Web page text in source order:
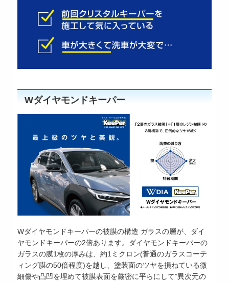
Wダイヤモンドキーパー
Wダイヤモンドキーパーの被膜の構造 ガラスの層が、ダイ
ヤモンドキーパーの2倍あります。ダイヤモンドキーパーの
ガラスの膜1枚の厚みは、約1ミクロン(普通のガラスコーテ
ィング膜の50倍程度)を越し、塗装面のツヤを損ねている微
細傷や凸凹を埋めて被膜表面を厳密に平らにして”異次元の